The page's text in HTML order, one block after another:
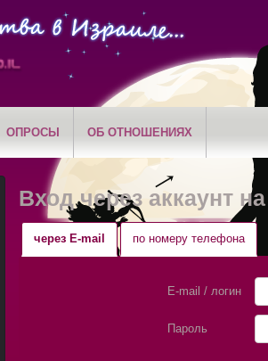
ОПРОСЫ ОБ ОТНОШЕНИЯХ
Вход через аккаунт
через E-mail по номеру телефона
E-mail / логин
Пароль